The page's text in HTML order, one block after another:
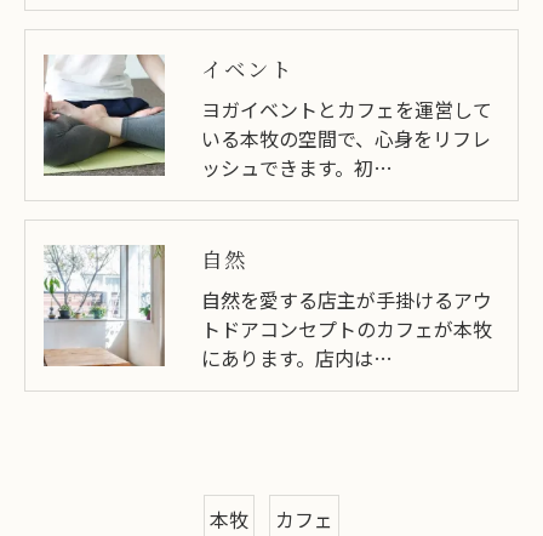
イベント
ヨガイベントとカフェを運営して
いる本牧の空間で、心身をリフレ
ッシュできます。初…
自然
自然を愛する店主が手掛けるアウ
トドアコンセプトのカフェが本牧
にあります。店内は…
本牧 カフェ